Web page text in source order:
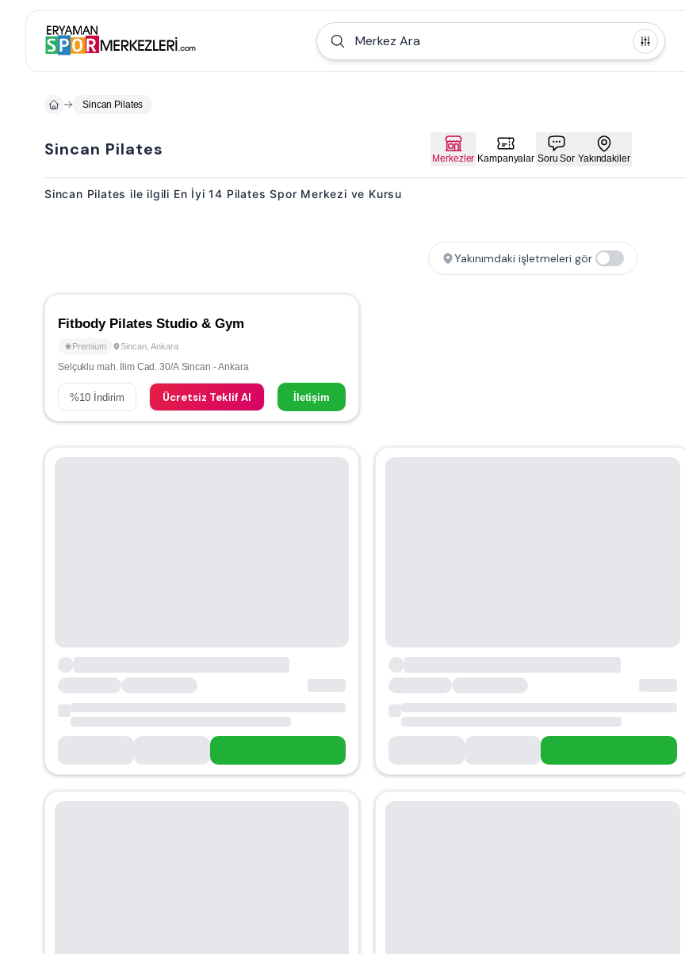
Merkez Ara
Sincan Pilates
Sincan Pilates Merkezler Kampanyalar Soru Sor Yakındakiler
Sincan Pilates ile ilgili En İyi 14 Pilates Spor Merkezi ve Kursu
Yakınımdaki işletmeleri gör
Fitbody Pilates Studio & Gym
Premium Sincan Ankara
Selçuklu mah. İlim Cad. 30/A Sincan - Ankara
%10 İndirim Ücretsiz Teklif Al İletişim